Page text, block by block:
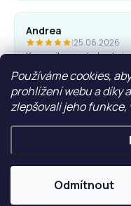
Používáme cookies,
prohlížení webu a díky
zlepšovali jeho funkce,
Odmítnout
Andrea
|25.06.2026
Komunikace obchodu i
doporučuji.
Ľubica Hrudíková
|27.05.2026
Rychlá domluva,